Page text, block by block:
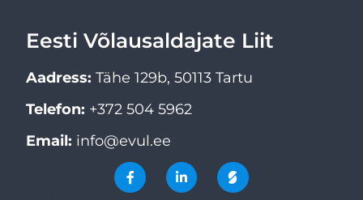
Eesti Võlausaldajate Liit
Aadress: Tähe 129b, 50113 Tartu
Telefon: +372 504 5962
Email: info@evul.ee